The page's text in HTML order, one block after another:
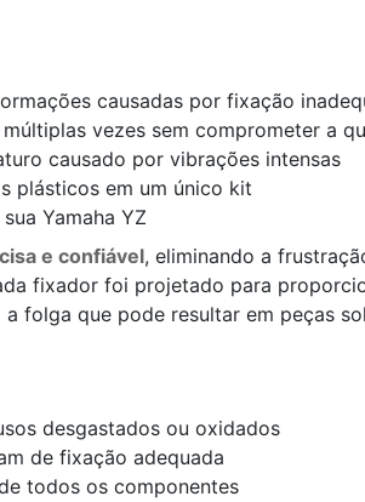
causadas por fixação
vezes sem comprometer a
causado por vibrações intensas
plásticos em um único kit
Yamaha YZ
e confiável, eliminando a
fixador foi projetado para
folga que pode resultar em peças
desgastados ou oxidados
de fixação adequada
todos os componentes